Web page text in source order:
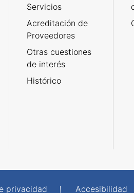
Servicios
Acreditación de
Proveedores
Otras cuestiones
de interés
Histórico
privacidad Accesibilidad